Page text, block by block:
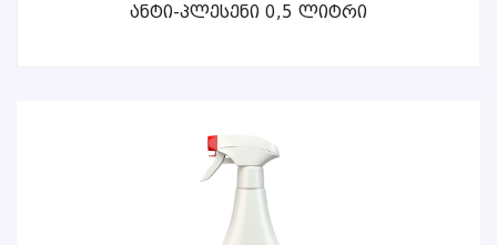
ᲕᲠᲪᲚᲐᲓ
Ანტი-Პლესენი 0,5 Ლიტრი